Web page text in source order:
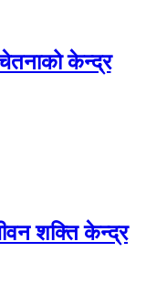
केन्द्र
शक्ति केन्द्र